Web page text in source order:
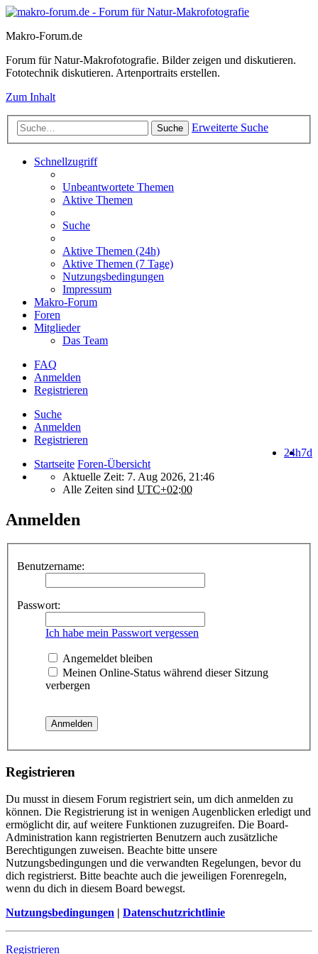
Makro-Forum.de
Forum für Natur-Makrofotografie. Bilder zeigen und diskutieren.
Fototechnik diskutieren. Artenportraits erstellen.
Zum Inhalt
Suche Erweiterte Suche
Schnellzugriff
Unbeantwortete Themen
Aktive Themen
Suche
Aktive Themen (24h)
Aktive Themen (7 Tage)
Nutzungsbedingungen
Impressum
Makro-Forum
Foren
Mitglieder
Das Team
FAQ
Anmelden
Registrieren
Suche
Anmelden
Registrieren
7d
24h
Startseite Foren-Übersicht
Aktuelle Zeit: 7. Aug 2026, 21:46
Alle Zeiten sind UTC+02:00
Anmelden
Benutzername:
Passwort:
Ich habe mein Passwort vergessen
Angemeldet bleiben
Meinen Online-Status während dieser Sitzung
verbergen
Registrieren
Du musst in diesem Forum registriert sein, um dich anmelden zu
können. Die Registrierung ist in wenigen Augenblicken erledigt und
ermöglicht dir, auf weitere Funktionen zuzugreifen. Die Board-
Administration kann registrierten Benutzern auch zusätzliche
Berechtigungen zuweisen. Beachte bitte unsere
Nutzungsbedingungen und die verwandten Regelungen, bevor du
dich registrierst. Bitte beachte auch die jeweiligen Forenregeln,
wenn du dich in diesem Board bewegst.
Nutzungsbedingungen | Datenschutzrichtlinie
Registrieren